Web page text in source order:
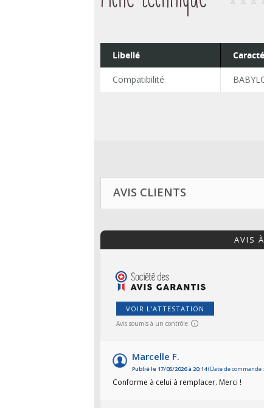
Libellé
Compatibilité
AVIS CLIENTS
AVIS
VOIR L'ATTESTATION
Avis soumis à un contrôle
Marcelle F.
Publié le 17/05/2026 à 20:14(Date de commande
Conforme à celui à remplacer. Merci !